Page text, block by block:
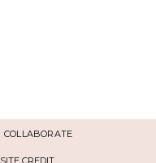
COLLABORATE
SITE CREDIT